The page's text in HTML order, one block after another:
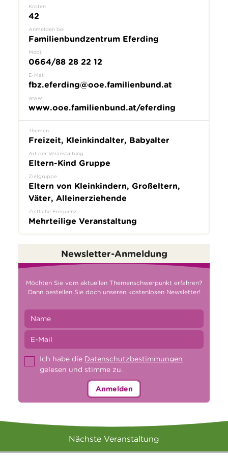
Kosten
42
Anmelden bei
Familienbundzentrum Eferding
Mobil
0664/88 28 22 12
E-Mail
fbz.eferding@ooe.familienbund.at
www
www.ooe.familienbund.at/eferding
Themen
Freizeit, Kleinkindalter, Babyalter
Art der Veranstaltung
Eltern-Kind Gruppe
Zielgruppe
Eltern von Kleinkindern, Großeltern,
Väter, Alleinerziehende
Zeitliche Frequenz
Mehrteilige Veranstaltung
Newsletter-Anmeldung
Möchten Sie vom aktuellen Themenschwerpunkt erfahren?
Dann bestellen Sie doch unseren kostenlosen Newsletter!
Ich habe die Datenschutzbestimmungen
gelesen und stimme zu.
Anmelden
Nächste Veranstaltung